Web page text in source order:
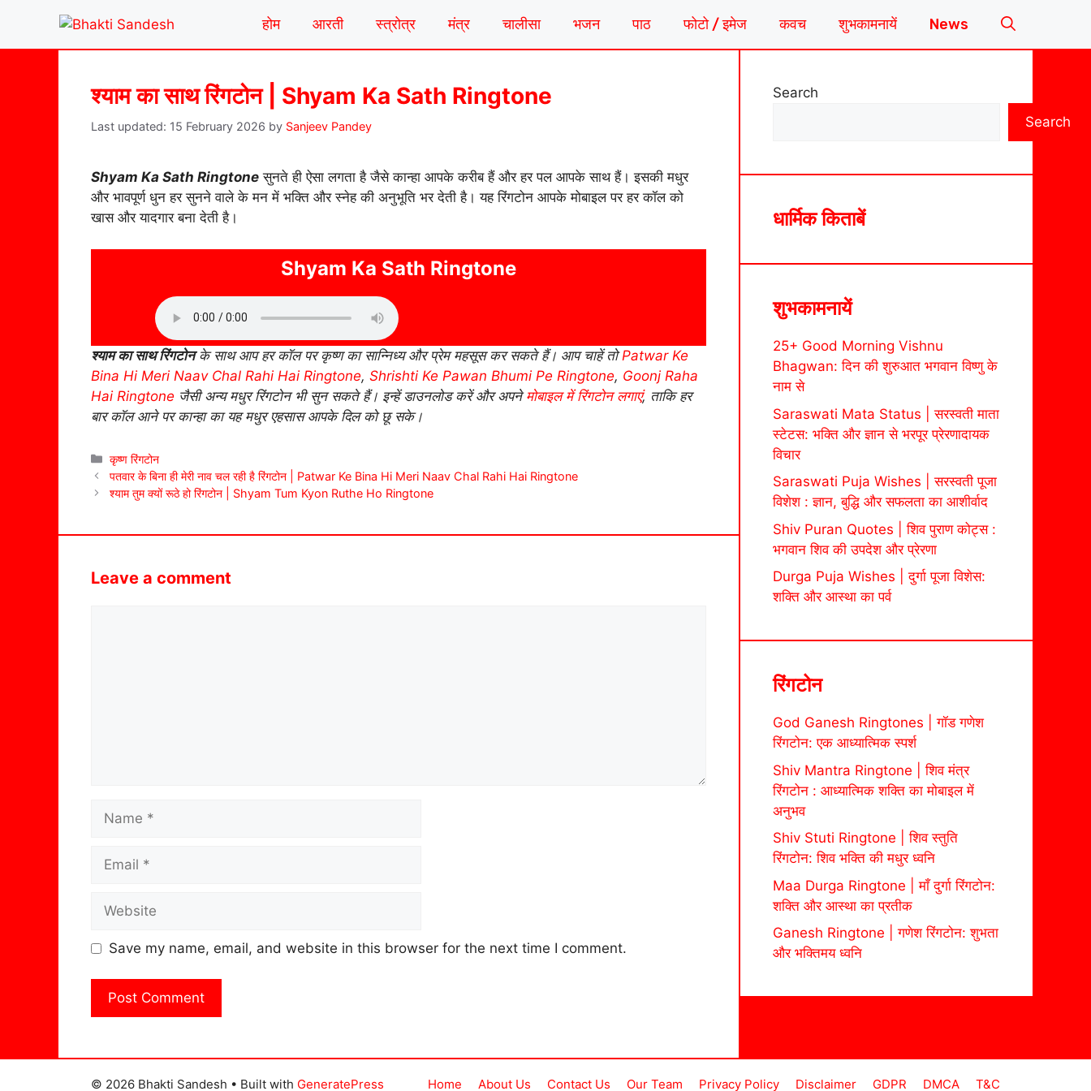
content
होम आरती स्त्रोत्र मंत्र चालीसा भजन पाठ फोटो / इमेज कवच शुभकामनायें News
श्याम का साथ रिंगटोन | Shyam Ka Sath Ringtone
15 February 2026 by Sanjeev Pandey
Shyam Ka Sath Ringtone सुनते ही ऐसा लगता है जैसे कान्हा आपके करीब हैं और हर पल आपके साथ हैं। इसकी मधुर
और भावपूर्ण धुन हर सुनने वाले के मन में भक्ति और स्नेह की अनुभूति भर देती है। यह रिंगटोन आपके मोबाइल पर हर कॉल को
खास और यादगार बना देती है।
Shyam Ka Sath Ringtone
श्याम का साथ रिंगटोनके साथ आप हर कॉल पर कृष्ण का सान्निध्य और प्रेम महसूस कर सकते हैं। आप चाहें तोPatwar Ke
Bina Hi Meri Naav Chal Rahi Hai Ringtone, Shrishti Ke Pawan Bhumi Pe Ringtone, Goonj Raha
Hai Ringtone जैसी अन्य मधुर रिंगटोन भी सुन सकते हैं। इन्हें डाउनलोड करें और अपनेमोबाइल में रिंगटोन लगाएं, ताकि हर
बार कॉल आने पर कान्हा का यह मधुर एहसास आपके दिल को छू सके।
Categories
कृष्ण रिंगटोन
पतवार के बिना ही मेरी नाव चल रही है रिंगटोन | Patwar Ke Bina Hi Meri Naav Chal Rahi Hai Ringtone
श्याम तुम क्यों रूठे हो रिंगटोन | Shyam Tum Kyon Ruthe Ho Ringtone
Leave a comment
Save my name, email, and website in this browser for the next time I comment.
Search
Search
धार्मिक किताबें
शुभकामनायें
25+ Good Morning Vishnu
Bhagwan: दिन की शुरुआत भगवान विष्णु के
नाम से
Saraswati Mata Status | सरस्वती माता
स्टेटस: भक्ति और ज्ञान से भरपूर प्रेरणादायक
विचार
Saraswati Puja Wishes | सरस्वती पूजा
विशेश : ज्ञान, बुद्धि और सफलता का आशीर्वाद
Shiv Puran Quotes | शिव पुराण कोट्स :
भगवान शिव की उपदेश और प्रेरणा
Durga Puja Wishes | दुर्गा पूजा विशेस:
शक्ति और आस्था का पर्व
रिंगटोन
God Ganesh Ringtones | गॉड गणेश
रिंगटोन: एक आध्यात्मिक स्पर्श
Shiv Mantra Ringtone | शिव मंत्र
रिंगटोन : आध्यात्मिक शक्ति का मोबाइल में
अनुभव
Shiv Stuti Ringtone | शिव स्तुति
रिंगटोन: शिव भक्ति की मधुर ध्वनि
Maa Durga Ringtone | माँ दुर्गा रिंगटोन:
शक्ति और आस्था का प्रतीक
Ganesh Ringtone | गणेश रिंगटोन: शुभता
और भक्तिमय ध्वनि
Home About Us Contact Us Our Team Privacy Policy Disclaimer GDPR DMCA T&C
© 2026 Bhakti Sandesh • Built with GeneratePress